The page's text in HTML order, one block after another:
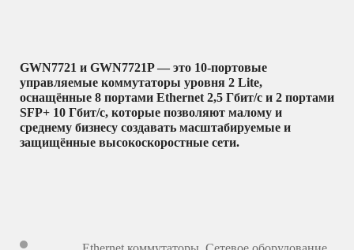
GWN7721 и GWN7721P — это 10-портовые
управляемые коммутаторы уровня 2 Lite,
оснащённые 8 портами Ethernet 2,5 Гбит/с и 2 портами
SFP+ 10 Гбит/с, которые позволяют малому и
среднему бизнесу создавать масштабируемые и
защищённые высокоскоростные сети.